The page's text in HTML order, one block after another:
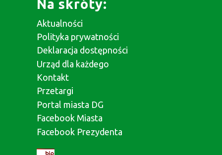
Na skróty:
Aktualności
Polityka prywatności
Deklaracja dostępności
Urząd dla każdego
Kontakt
Przetargi
Portal miasta DG
Facebook Miasta
Facebook Prezydenta